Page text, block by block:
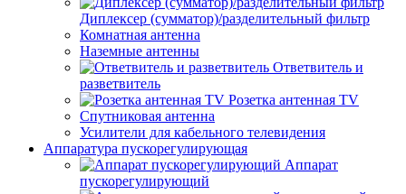
Диплексер (сумматор)/разделительный фильтр
Комнатная антенна
Наземные антенны
Ответвитель и
разветвитель
Розетка антенная TV
Спутниковая антенна
Усилители для кабельного телевидения
Аппаратура пускорегулирующая
Аппарат
пускорегулирующий